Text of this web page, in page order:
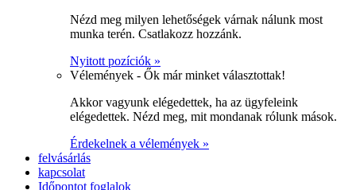
Nézd meg milyen lehetőségek várnak nálunk most
munka terén. Csatlakozz hozzánk.
Nyitott pozíciók »
Vélemények - Ők már minket választottak!
Akkor vagyunk elégedettek, ha az ügyfeleink
elégedettek. Nézd meg, mit mondanak rólunk mások.
Érdekelnek a vélemények »
felvásárlás
kapcsolat
Időpontot foglalok